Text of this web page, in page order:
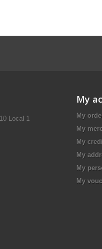
Local 1
My
My
My
My
My
My
My